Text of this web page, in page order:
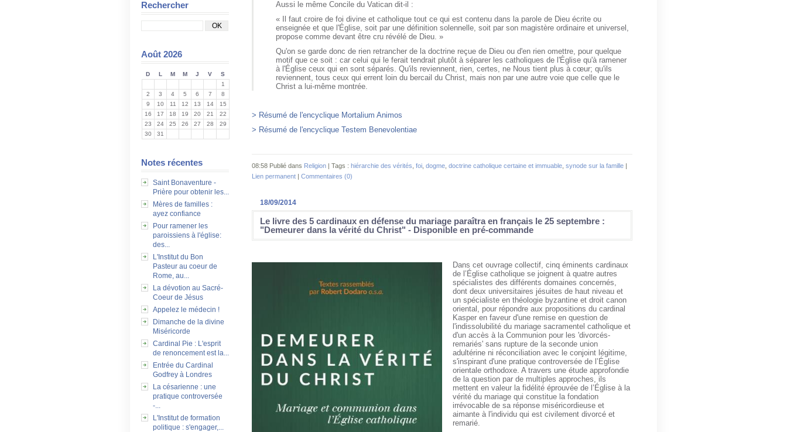
Rechercher
Août 2026
D L M M J V
S
1
2
3 4 5 6 7
8
9
10 11 12 13 14
15
16
17 18 19 20 21
22
23
24 25 26 27 28
29
30
31
Notes récentes
Saint Bonaventure -
Prière pour obtenir les...
Mères de familles :
ayez confiance
Pour ramener les
paroissiens à l'église:
des...
L'Institut du Bon
Pasteur au coeur de
Rome, au...
La dévotion au Sacré-
Coeur de Jésus
Appelez le médecin !
Dimanche de la divine
Miséricorde
Cardinal Pie : L'esprit
de renoncement est la...
Entrée du Cardinal
Godfrey à Londres
La césarienne : une
pratique controversée
-...
L'Institut de formation
politique : s'engager,...
Aussi le même Concile du Vatican dit-il :
« Il faut croire de foi divine et catholique tout ce qui est contenu dans la parole de Dieu écrite ou
enseignée et que l'Église, soit par une définition solennelle, soit par son magistère ordinaire et universel,
propose comme devant être cru révélé de Dieu. »
Qu'on se garde donc de rien retrancher de la doctrine reçue de Dieu ou d'en rien omettre, pour quelque
motif que ce soit : car celui qui le ferait tendrait plutôt à séparer les catholiques de l'Église qu'à ramener
à l'Église ceux qui en sont séparés. Qu'ils reviennent, rien, certes, ne Nous tient plus à cœur; qu'ils
reviennent, tous ceux qui errent loin du bercail du Christ, mais non par une autre voie que celle que le
Christ a lui-même montrée.
> Résumé de l'encyclique Mortalium Animos
> Résumé de l'encyclique Testem Benevolentiae
08:58 Publié dans Religion | Tags : hiérarchie des vérités foi dogme doctrine catholique certaine et immuable synode sur la famille |
Lien permanent | Commentaires (0)
18/09/2014
Le livre des 5 cardinaux en défense du mariage paraîtra en français le 25 septembre :
"Demeurer dans la vérité du Christ" - Disponible en pré-commande
Dans cet ouvrage collectif, cinq éminents cardinaux
de l’Église catholique se joignent à quatre autres
spécialistes des différents domaines concernés,
dont deux universitaires jésuites de haut niveau et
un spécialiste en théologie byzantine et droit canon
oriental, pour répondre aux propositions du cardinal
Kasper en faveur d'une remise en question de
l'indissolubilité du mariage sacramentel catholique et
d'un accès à la Communion pour les 'divorcés-
remariés' sans rupture de la seconde union
adultérine ni réconciliation avec le conjoint légitime,
s'inspirant d'une pratique controversée de l’Église
orientale orthodoxe. A travers une étude approfondie
de la question par de multiples approches, ils
mettent en valeur la fidélité éprouvée de l’Église à la
vérité du mariage qui constitue la fondation
irrévocable de sa réponse miséricordieuse et
aimante à l'individu qui est civilement divorcé et
remarié.